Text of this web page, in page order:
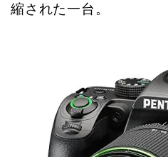
縮された一台。